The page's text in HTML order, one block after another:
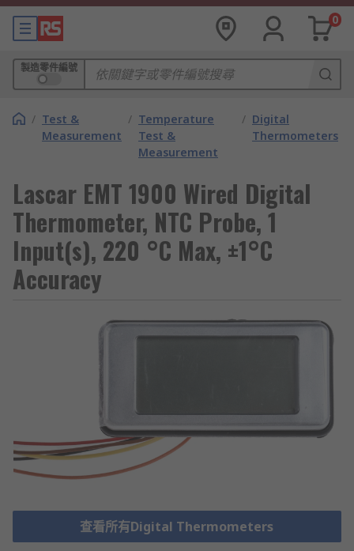
0
製造零件編號
/ Test &
Measurement
/ Temperature
Test &
Measurement
/ Digital
Thermometers
Lascar EMT 1900 Wired Digital
Thermometer, NTC Probe, 1
Input(s), 220 °C Max, ±1°C
Accuracy
查看所有Digital Thermometers